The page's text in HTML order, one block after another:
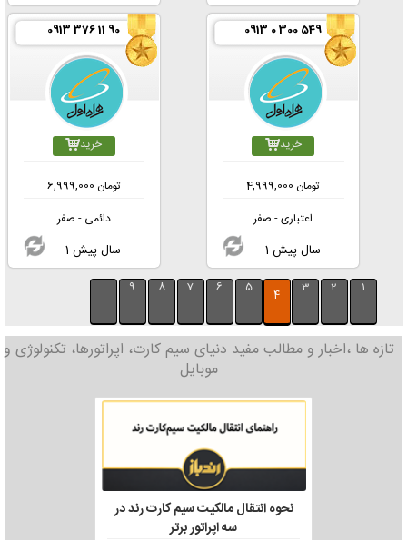
0913 0 300 549
خرید
4,999,000 تومان
اعتباری - صفر
-1 سال پیش
0913 376 11 90
خرید
6,999,000 تومان
دائمی - صفر
-1 سال پیش
1
2
3
4
5
6
7
8
9
...
تازه ها ،اخبار و مطالب مفید دنیای سیم کارت، اپراتورها، تکنولوژی و
موبایل
نحوه انتقال مالکیت سیم کارت رند در
سه اپراتور برتر